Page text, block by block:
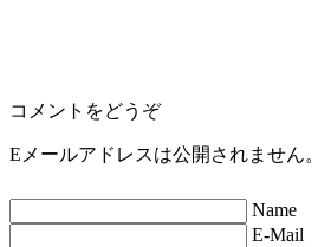
コメントをどうぞ
Eメールアドレスは公開されません。
Name
E-Mail